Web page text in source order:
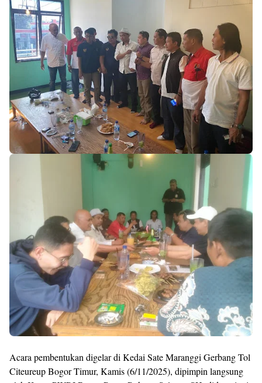
Acara pembentukan digelar di Kedai Sate Maranggi Gerbang Tol
Citeureup Bogor Timur, Kamis (6/11/2025), dipimpin langsung